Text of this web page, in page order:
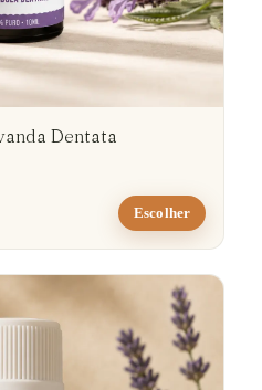
Dentata
Escolher